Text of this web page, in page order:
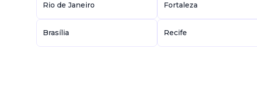
Rio de Janeiro Fortaleza
Brasília Recife